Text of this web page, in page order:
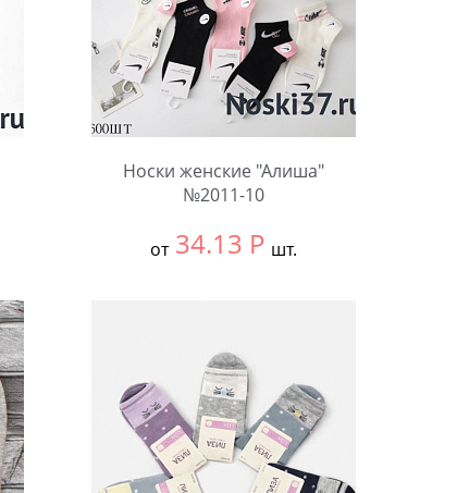
Носки женские "Алиша"
№2011-10
от 34.13 Р шт.
Количество: